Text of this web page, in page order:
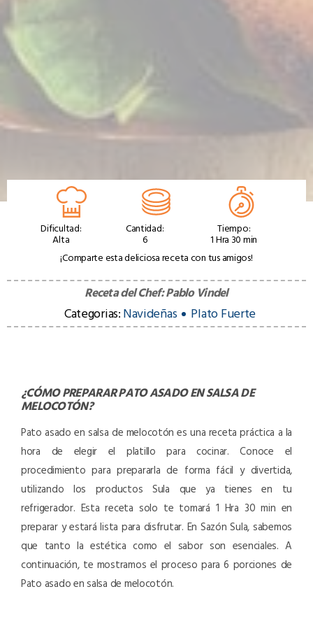
Dificultad:
Alta
Cantidad:
6
Tiempo:
1 Hra 30 min
¡Comparte esta deliciosa receta con tus amigos!
Receta del Chef:Pablo Vindel
Categorias:Navideñas Plato Fuerte
¿CÓMO PREPARARPATO ASADO EN SALSA DE
MELOCOTÓN?
Pato asado en salsa de melocotón es una receta práctica a la
hora de elegir el platillo para cocinar. Conoce el
procedimiento para prepararla de forma fácil y divertida,
utilizando los productos Sula que ya tienes en tu
refrigerador. Esta receta solo te tomará 1 Hra 30 min en
preparar y estará lista para disfrutar. En Sazón Sula, sabemos
que tanto la estética como el sabor son esenciales. A
continuación, te mostramos el proceso para 6 porciones de
Pato asado en salsa de melocotón.